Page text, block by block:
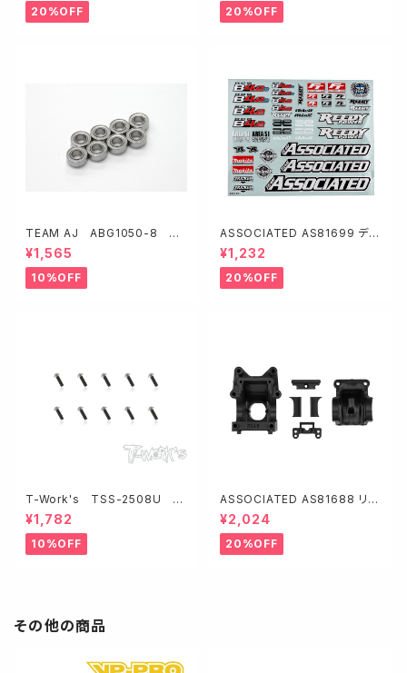
20%OFF 20%OFF
TEAM AJ ABG1050-8 ス
ーパーグリス 1050ベアリング
8ヶ入り【NMB製】
¥1,565
10%OFF
ASSOCIATED AS81699 デカ
ールシート【RC8B4.2】
¥1,232
20%OFF
T-Work's TSS-2508U チ
タン製UFOソケットヘッドスクリ
ュー【2.5x8mm/10本入】
¥1,782
10%OFF
ASSOCIATED AS81688 リヤ
ギヤボックス【RC8B4.2・アジャ
スタブルデフハイト】
¥2,024
20%OFF
その他の商品